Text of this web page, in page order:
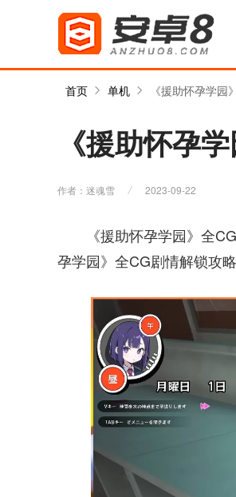
首页 单机 《援助怀孕学
《援助怀孕
作者：迷魂雪 2023-09-22
《援助怀孕学园》全
孕学园》全CG剧情解锁攻